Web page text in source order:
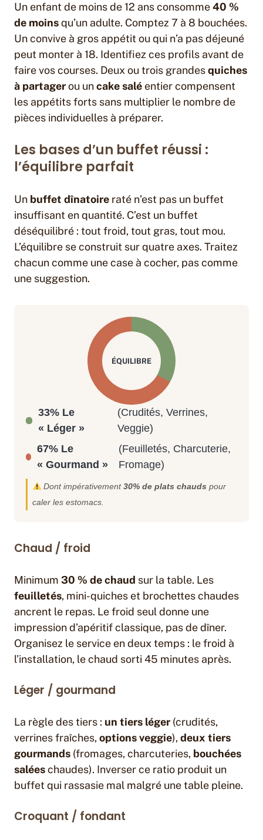
Un enfant de moins de 12 ans consomme40 %
de moinsqu’un adulte. Comptez 7 à 8 bouchées.
Un convive à gros appétit ou qui n’a pas déjeuné
peut monter à 18. Identifiez ces profils avant de
faire vos courses. Deux ou trois grandesquiches
à partagerou uncake salé entier compensent
les appétits forts sans multiplier le nombre de
pièces individuelles à préparer.
Les bases d’un buffet réussi :
l’équilibre parfait
Un buffet dînatoire raté n’est pas un buffet
insuffisant en quantité. C’est un buffet
déséquilibré : tout froid, tout gras, tout mou.
L’équilibre se construit sur quatre axes. Traitez
chacun comme une case à cocher, pas comme
une suggestion.
33% Le
« Léger »
(Crudités, Verrines,
Veggie)
67% Le
« Gourmand »
(Feuilletés, Charcuterie,
Fromage)
Dont impérativement30% de plats chauds pour
caler les estomacs.
Chaud / froid
Minimum 30 % de chaud sur la table. Les
feuilletés, mini-quiches et brochettes chaudes
ancrent le repas. Le froid seul donne une
impression d’apéritif classique, pas de dîner.
Organisez le service en deux temps : le froid à
l’installation, le chaud sorti 45 minutes après.
Léger / gourmand
La règle des tiers : un tiers léger (crudités,
verrines fraîches, options veggie), deux tiers
gourmands (fromages, charcuteries, bouchées
saléeschaudes). Inverser ce ratio produit un
buffet qui rassasie mal malgré une table pleine.
Croquant / fondant